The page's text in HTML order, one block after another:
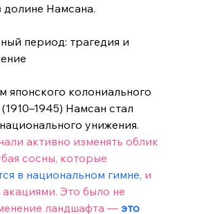
Намсана.
период: трагедия и
японского колониального
Намсан стал
унижения.
активно изменять облик
сосны, которые
в национальном гимне, и
акациями. Это было не
ландшафта — это